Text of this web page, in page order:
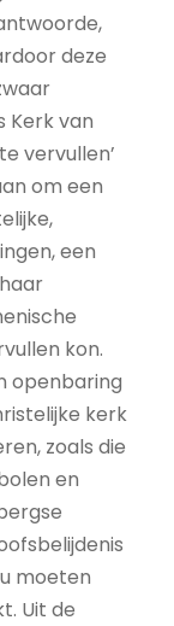
deze
Kerk van
vervullen’
om een
een
kon.
openbaring
kerk
zoals die
en
moeten
Uit de